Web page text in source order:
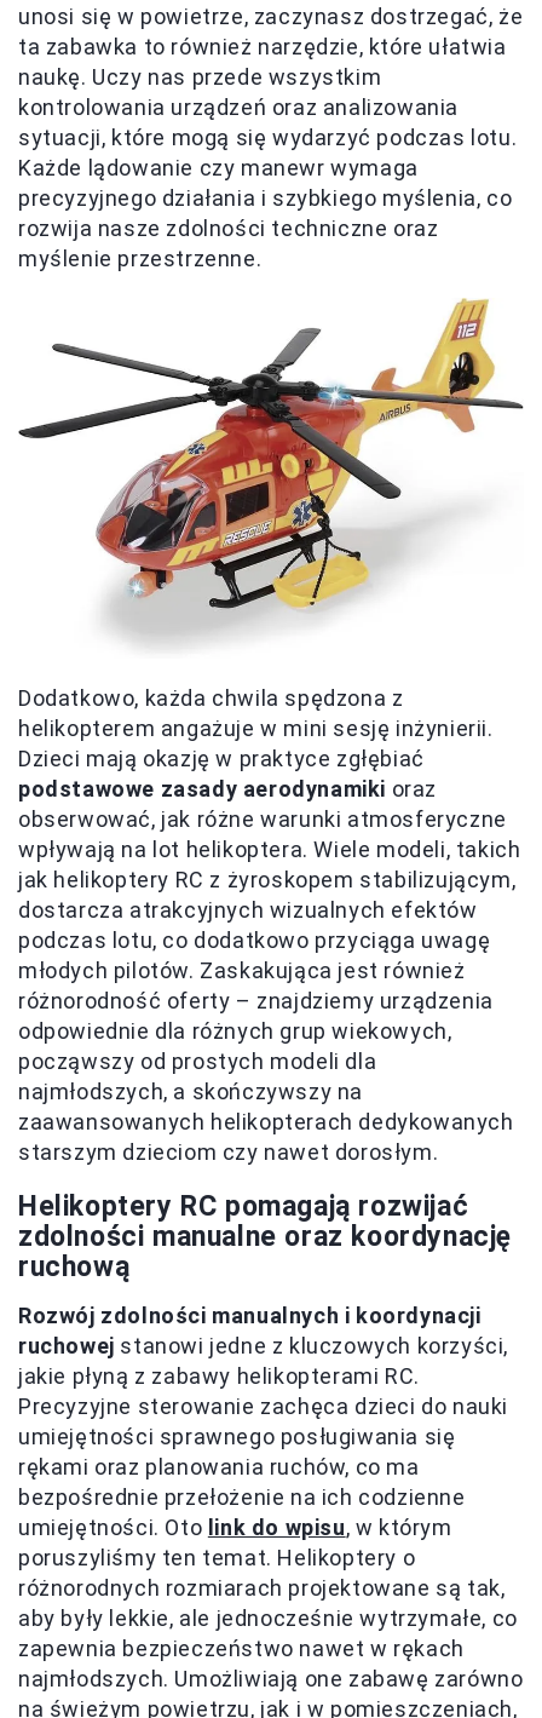
unosi się w powietrze, zaczynasz dostrzegać, że
ta zabawka to również narzędzie, które ułatwia
naukę. Uczy nas przede wszystkim
kontrolowania urządzeń oraz analizowania
sytuacji, które mogą się wydarzyć podczas lotu.
Każde lądowanie czy manewr wymaga
precyzyjnego działania i szybkiego myślenia, co
rozwija nasze zdolności techniczne oraz
myślenie przestrzenne.
Dodatkowo, każda chwila spędzona z
helikopterem angażuje w mini sesję inżynierii.
Dzieci mają okazję w praktyce zgłębiać
podstawowe zasady aerodynamiki oraz
obserwować, jak różne warunki atmosferyczne
wpływają na lot helikoptera. Wiele modeli, takich
jak helikoptery RC z żyroskopem stabilizującym,
dostarcza atrakcyjnych wizualnych efektów
podczas lotu, co dodatkowo przyciąga uwagę
młodych pilotów. Zaskakująca jest również
różnorodność oferty – znajdziemy urządzenia
odpowiednie dla różnych grup wiekowych,
począwszy od prostych modeli dla
najmłodszych, a skończywszy na
zaawansowanych helikopterach dedykowanych
starszym dzieciom czy nawet dorosłym.
Helikoptery RC pomagają rozwijać
zdolności manualne oraz koordynację
ruchową
Rozwój zdolności manualnych i koordynacji
ruchowej stanowi jedne z kluczowych korzyści,
jakie płyną z zabawy helikopterami RC.
Precyzyjne sterowanie zachęca dzieci do nauki
umiejętności sprawnego posługiwania się
rękami oraz planowania ruchów, co ma
bezpośrednie przełożenie na ich codzienne
umiejętności. Oto link do wpisu, w którym
poruszyliśmy ten temat. Helikoptery o
różnorodnych rozmiarach projektowane są tak,
aby były lekkie, ale jednocześnie wytrzymałe, co
zapewnia bezpieczeństwo nawet w rękach
najmłodszych. Umożliwiają one zabawę zarówno
na świeżym powietrzu, jak i w pomieszczeniach,